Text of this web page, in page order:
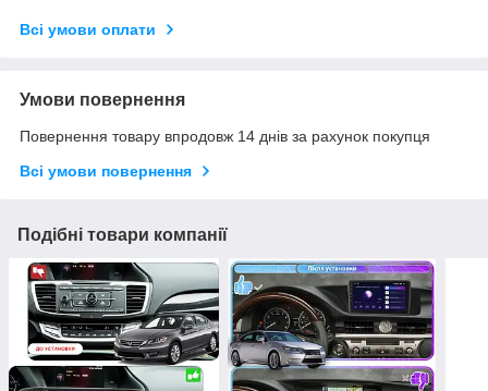
Всі умови оплати
Умови повернення
Повернення товару впродовж 14 днів за рахунок покупця
Всі умови повернення
Подібні товари компанії